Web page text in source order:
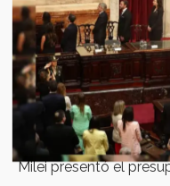
Milei presentó el